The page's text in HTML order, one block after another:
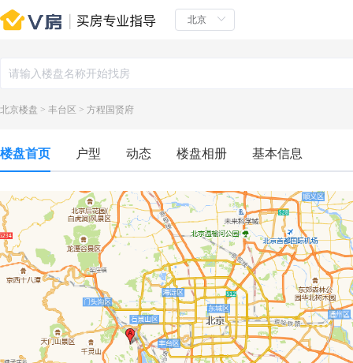
北京楼盘 > 丰台区 > 方程国贤府
楼盘首页 户型 动态 楼盘相册 基本信息